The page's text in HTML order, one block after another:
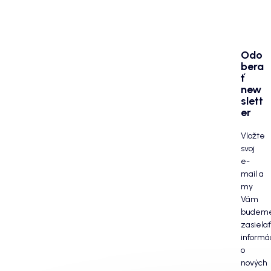
Odo
bera
ť
new
slett
er
Vložte
svoj
e-
mail a
my
Vám
zasielať
o
nových